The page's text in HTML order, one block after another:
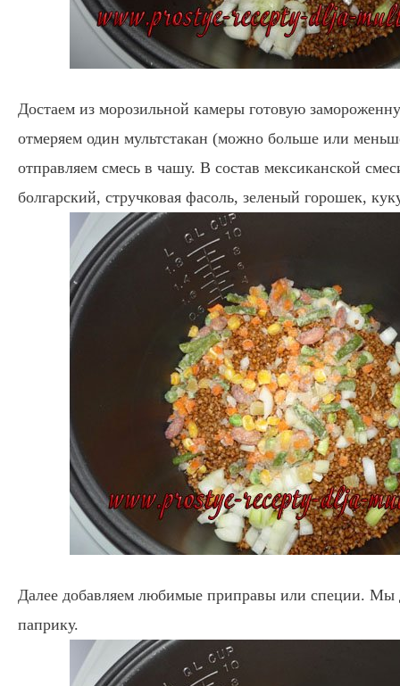
Достаем из морозильной камеры готовую
отмеряем один мультстакан (можно больше или
отправляем смесь в чашу. В состав мексиканской
болгарский, стручковая фасоль, зеленый горошек,
Далее добавляем любимые приправы или специи.
паприку.